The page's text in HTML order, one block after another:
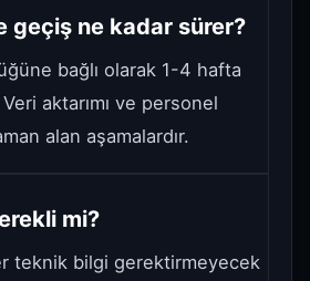
geçiş ne kadar sürer?
bağlı olarak 1-4 hafta
aktarımı ve personel
alan aşamalardır.
mi?
teknik bilgi gerektirmeyecek